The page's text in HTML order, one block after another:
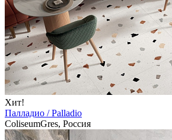
Хит!
Палладио / Palladio
ColiseumGres, Россия